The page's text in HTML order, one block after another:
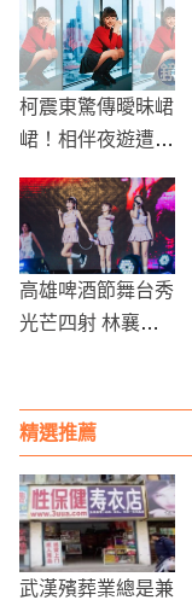
柯震東驚傳曖昧峮
峮！相伴夜遊遭跟
謝謝關心
高雄啤酒節舞台秀
光芒四射 林襄、
精選推薦
武漢殯葬業總是兼